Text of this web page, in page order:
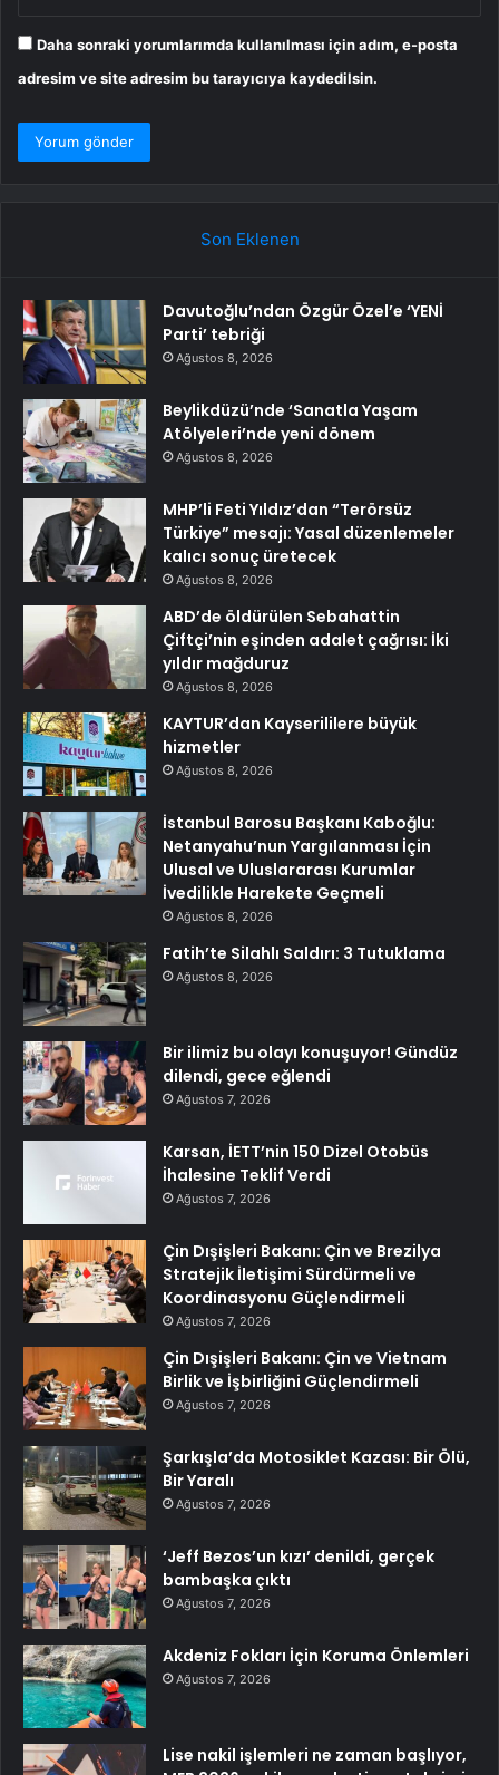
Daha sonraki yorumlarımda kullanılması için adım, e-posta
adresim ve site adresim bu tarayıcıya kaydedilsin.
Son Eklenen
Davutoğlu’ndan Özgür Özel’e ‘YENİ
Parti’ tebriği
Ağustos 8, 2026
Beylikdüzü’nde ‘Sanatla Yaşam
Atölyeleri’nde yeni dönem
Ağustos 8, 2026
MHP’li Feti Yıldız’dan “Terörsüz
Türkiye” mesajı: Yasal düzenlemeler
kalıcı sonuç üretecek
Ağustos 8, 2026
ABD’de öldürülen Sebahattin
Çiftçi’nin eşinden adalet çağrısı: İki
yıldır mağduruz
Ağustos 8, 2026
KAYTUR’dan Kayserililere büyük
hizmetler
Ağustos 8, 2026
İstanbul Barosu Başkanı Kaboğlu:
Netanyahu’nun Yargılanması İçin
Ulusal ve Uluslararası Kurumlar
İvedilikle Harekete Geçmeli
Ağustos 8, 2026
Fatih’te Silahlı Saldırı: 3 Tutuklama
Ağustos 8, 2026
Bir ilimiz bu olayı konuşuyor! Gündüz
dilendi, gece eğlendi
Ağustos 7, 2026
Karsan, İETT’nin 150 Dizel Otobüs
İhalesine Teklif Verdi
Ağustos 7, 2026
Çin Dışişleri Bakanı: Çin ve Brezilya
Stratejik İletişimi Sürdürmeli ve
Koordinasyonu Güçlendirmeli
Ağustos 7, 2026
Çin Dışişleri Bakanı: Çin ve Vietnam
Birlik ve İşbirliğini Güçlendirmeli
Ağustos 7, 2026
Şarkışla’da Motosiklet Kazası: Bir Ölü,
Bir Yaralı
Ağustos 7, 2026
‘Jeff Bezos’un kızı’ denildi, gerçek
bambaşka çıktı
Ağustos 7, 2026
Akdeniz Fokları İçin Koruma Önlemleri
Ağustos 7, 2026
Lise nakil işlemleri ne zaman başlıyor,